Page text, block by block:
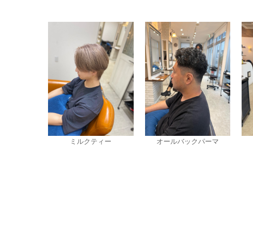
ミルクティー オールバックパーマ